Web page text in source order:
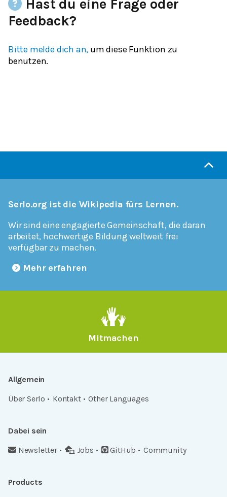
Hast du eine Frage oder
Feedback?
Bitte melde dich an, um diese Funktion zu
benutzen.
Serlo.org ist die Wikipedia fürs Lernen.
Wir sind eine engagierte Gemeinschaft, die daran
arbeitet, hochwertige Bildung weltweit frei
verfügbar zu machen.
Mehr erfahren
Mitmachen
Allgemein
Über Serlo
Kontakt Other Languages
Dabei sein
Newsletter
Jobs GitHub Community
Products